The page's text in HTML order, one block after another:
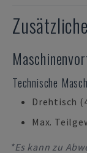
Technische
Drehtisch
Max.
*Es kann zu